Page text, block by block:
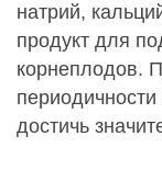
натрий,
продукт для
корнеплодов.
достичь